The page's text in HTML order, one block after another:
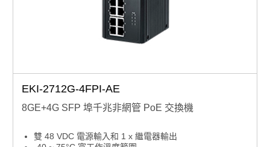
EKI-2712G-4FPI-AE
8GE+4G SFP 埠千兆非網管 PoE 交換機
雙 48 VDC 電源輸入和 1 x 繼電器輸出